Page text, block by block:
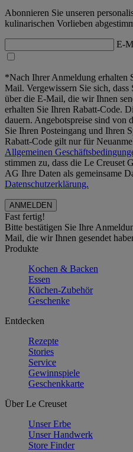
Abonnieren Sie unseren
kulinarischen Vorlieben
E-
*Nach Ihrer Anmeldung erhalten
Mail. Vergewissern Sie sich,
über die E-Mail, die wir Ihnen
erhalten Sie Ihren Rabatt-Code.
dauern. Angebotspreise sind von
Sie Ihren Posteingang und Ihren
Rabatt-Code gilt nur für
Allgemeinen
stimmen zu, dass die Le Creuset
AG Ihre Daten als gemeinsame
Datenschutzerklärung.
Fast fertig!
Bitte bestätigen Sie Ihre
Mail, die wir Ihnen gesendet
Produkte
Kochen & Backen
Essen
Küchen-Zubehör
Geschenke
Entdecken
Rezepte
Stories
Service
Gewinnspiele
Geschenkkarte
Über Le Creuset
Unser Erbe
Unser Handwerk
Store Finder